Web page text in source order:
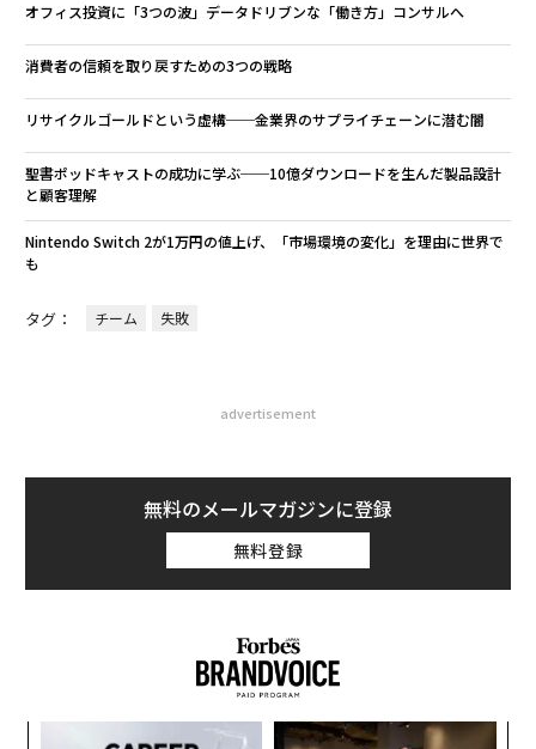
オフィス投資に「3つの波」データドリブンな「働き方」コンサルへ
消費者の信頼を取り戻すための3つの戦略
リサイクルゴールドという虚構──金業界のサプライチェーンに潜む闇
聖書ポッドキャストの成功に学ぶ──10億ダウンロードを生んだ製品設計
と顧客理解
Nintendo Switch 2が1万円の値上げ、「市場環境の変化」を理由に世界で
も
タグ： チーム 失敗
advertisement
無料のメールマガジンに登録
無料登録